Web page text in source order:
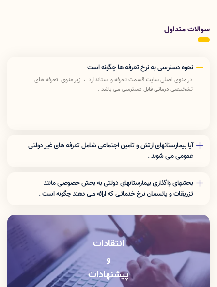
سوالات متداول
نحوه دسترسی به نرخ تعرفه ها چگونه است
در منوی اصلی سایت قسمت تعرفه و استاندارد ، زیر منوی تعرفه های
تشخیصی درمانی قابل دسترسی می باشد .
آیا بیمارستانهای ارتش و تامین اجتماعی شامل تعرفه های غیر دولتی
عمومی می شوند .
بخشهای واگذاری بیمارستانهای دولتی به بخش خصوصی مانند
تزریقات و پانسمان نرخ خدماتی که اراِئه می دهند چگونه است .
انتقادات
و
پیشنهادات